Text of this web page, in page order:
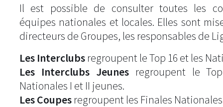
Il est possible de consulter toutes les
équipes nationales et locales. Elles sont
directeurs de Groupes, les responsables de
Les Interclubs regroupent le Top 16 et les
Les Interclubs Jeunesregroupent le
Nationales I et II jeunes.
Les Coupes regroupent les Finales